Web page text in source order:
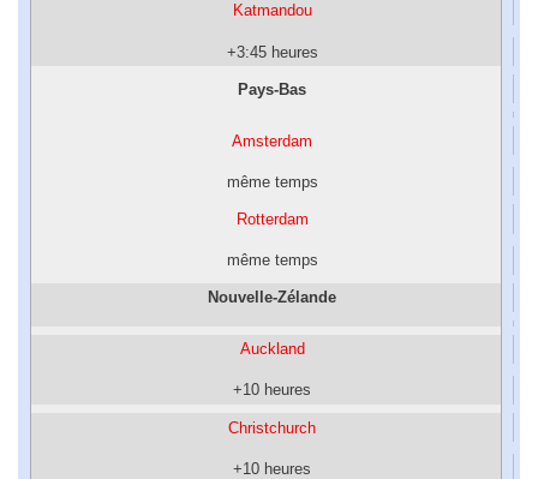
Katmandou
+3:45 heures
Pays-Bas
Amsterdam
même temps
Rotterdam
même temps
Nouvelle-Zélande
Auckland
+10 heures
Christchurch
+10 heures